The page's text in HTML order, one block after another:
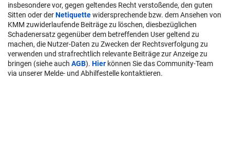
insbesondere vor, gegen geltendes Recht verstoßende, den guten
Sitten oder derNetiquettewidersprechende bzw. dem Ansehen von
KMM zuwiderlaufende Beiträge zu löschen, diesbezüglichen
Schadenersatz gegenüber dem betreffenden User geltend zu
machen, die Nutzer-Daten zu Zwecken der Rechtsverfolgung zu
verwenden und strafrechtlich relevante Beiträge zur Anzeige zu
bringen (siehe auch AGB). Hier können Sie das Community-Team
via unserer Melde- und Abhilfestelle kontaktieren.